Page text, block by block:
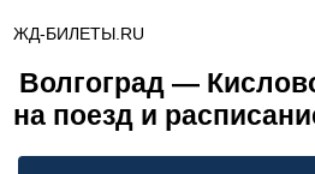
ЖД-БИЛЕТЫ.RU
Волгоград —
на поезд и